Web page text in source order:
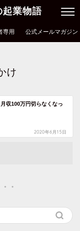
起業物語
専用 公式メールマガジン
け
収100万円切らなくなっ
2020年6月15日